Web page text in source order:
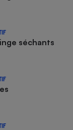
séchants